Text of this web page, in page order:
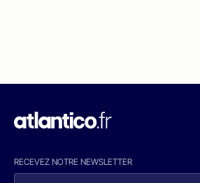
RECEVEZ NOTRE NEWSLETTER